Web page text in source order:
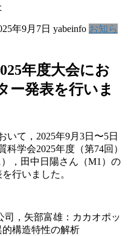
年9月7日 yabeinfo お知ら
年度大会にお
ー発表を行いま
いて，2025年9月3日〜5日
学会2025年度（第74回）
，田中日陽さん（M1）の
行いました。
司，矢部富雄：カカオポッ
的構造特性の解析